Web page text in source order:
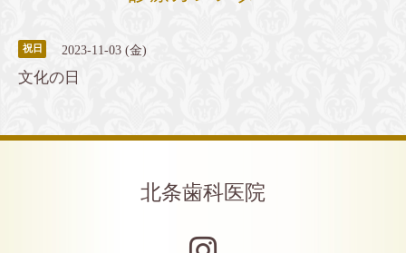
祝日 2023-11-03 (金)
文化の日
北条歯科医院